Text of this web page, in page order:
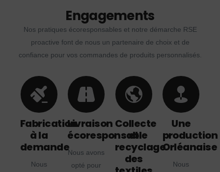
Engagements
Nos pratiques écoresponsables et notre démarche RSE
proactive font de nous un partenaire de choix et de
confiance pour vos commandes de produits personnalisés.
Fabrication
à la
demande
Nous
Livraison
écoresponsable
Nous avons
opté pour
Collecte
et
recyclage
des
Une
production
Orléanaise
Nous